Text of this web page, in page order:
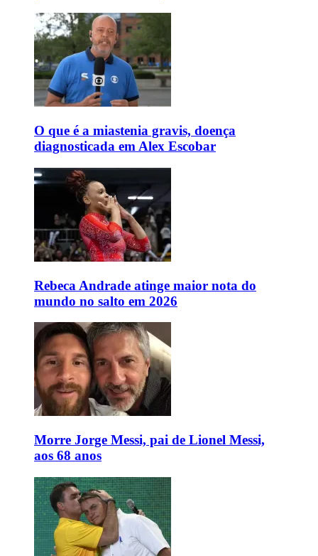
O que é a miastenia gravis, doença
diagnosticada em Alex Escobar
Rebeca Andrade atinge maior nota do
mundo no salto em 2026
Morre Jorge Messi, pai de Lionel Messi,
aos 68 anos